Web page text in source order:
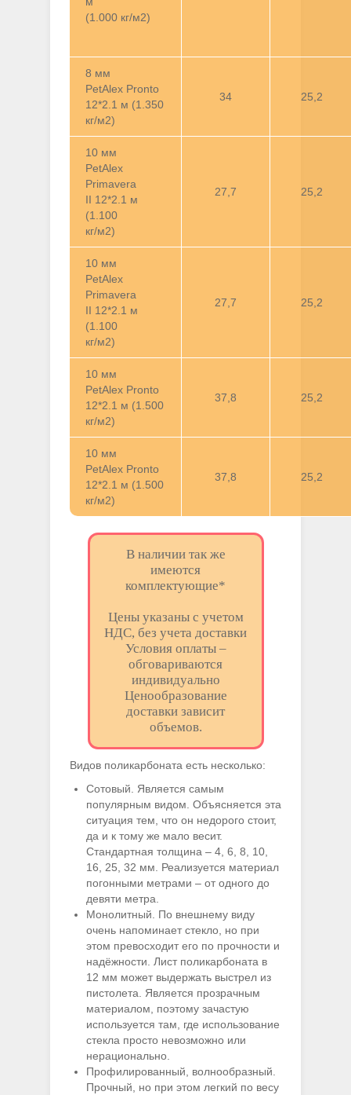
(1.000 кг/м2)
8 мм
PetAlex Pronto
12*2.1 м (1.350
кг/м2)
34 25,2
10 мм
PetAlex
Primavera
II 12*2.1 м
(1.100
кг/м2)
27,7 25,2
10 мм
PetAlex
Primavera
II 12*2.1 м
(1.100
кг/м2)
27,7 25,2
10 мм
PetAlex Pronto
12*2.1 м (1.500
кг/м2)
37,8 25,2
10 мм
PetAlex Pronto
12*2.1 м (1.500
кг/м2)
37,8 25,2
В наличии так же
имеются
комплектующие*
Цены указаны с учетом
НДС, без учета доставки
Условия оплаты –
обговариваются
индивидуально
Ценообразование
доставки зависит
объемов.
Видов поликарбоната есть несколько:
Сотовый. Является самым
популярным видом. Объясняется эта
ситуация тем, что он недорого стоит,
да и к тому же мало весит.
Стандартная толщина – 4, 6, 8, 10,
16, 25, 32 мм. Реализуется материал
погонными метрами – от одного до
девяти метра.
Монолитный. По внешнему виду
очень напоминает стекло, но при
этом превосходит его по прочности и
надёжности. Лист поликарбоната в
12 мм может выдержать выстрел из
пистолета. Является прозрачным
материалом, поэтому зачастую
используется там, где использование
стекла просто невозможно или
нерационально.
Профилированный, волнообразный.
Прочный, но при этом легкий по весу